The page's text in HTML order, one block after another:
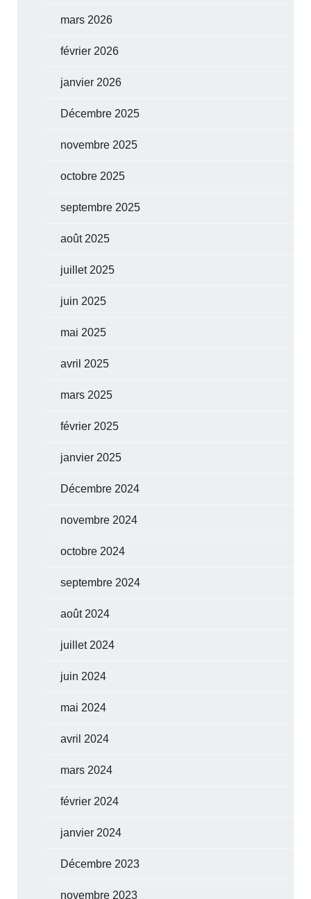
mars 2026
février 2026
janvier 2026
Décembre 2025
novembre 2025
octobre 2025
septembre 2025
août 2025
juillet 2025
juin 2025
mai 2025
avril 2025
mars 2025
février 2025
janvier 2025
Décembre 2024
novembre 2024
octobre 2024
septembre 2024
août 2024
juillet 2024
juin 2024
mai 2024
avril 2024
mars 2024
février 2024
janvier 2024
Décembre 2023
novembre 2023